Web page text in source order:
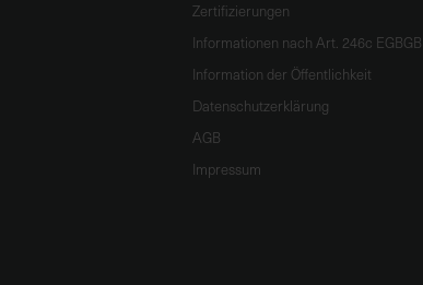
Zertifizierungen
Informationen nach Art. 246c EGBGB
Information der Öffentlichkeit
Datenschutzerklärung
AGB
Impressum